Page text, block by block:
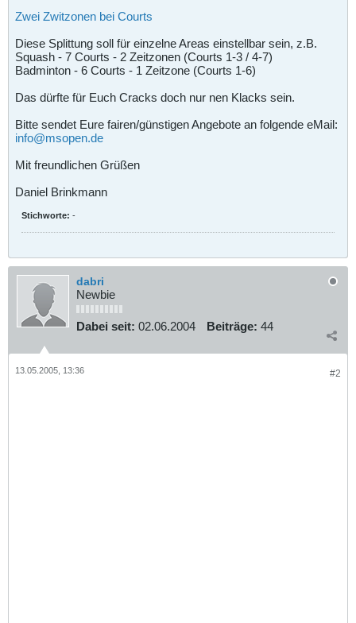
Zwei Zwitzonen bei Courts
Diese Splittung soll für einzelne Areas einstellbar sein, z.B.
Squash - 7 Courts - 2 Zeitzonen (Courts 1-3 / 4-7)
Badminton - 6 Courts - 1 Zeitzone (Courts 1-6)
Das dürfte für Euch Cracks doch nur nen Klacks sein.
Bitte sendet Eure fairen/günstigen Angebote an folgende eMail:
info@msopen.de
Mit freundlichen Grüßen
Daniel Brinkmann
Stichworte: -
dabri
Newbie
Dabei seit: 02.06.2004 Beiträge: 44
#2
13.05.2005, 13:36